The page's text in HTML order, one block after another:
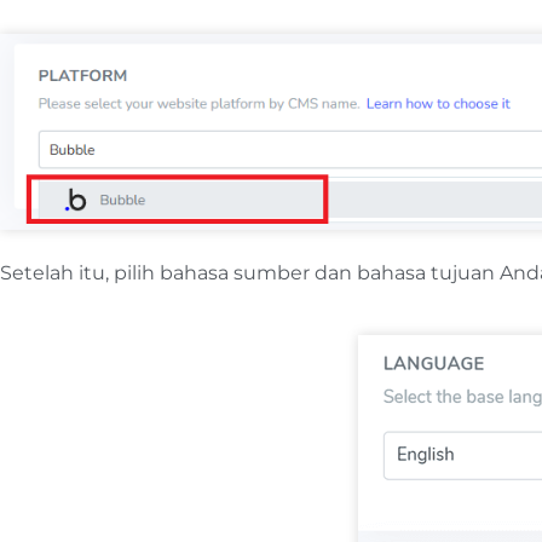
Setelah itu, pilih bahasa sumber dan bahasa tujuan